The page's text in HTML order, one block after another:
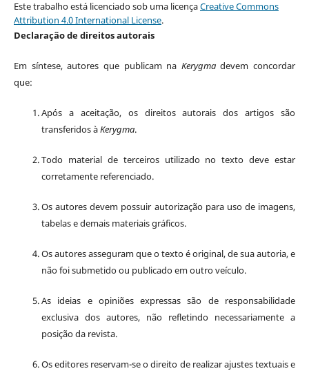
Este trabalho está licenciado sob uma licençaCreative Commons
Attribution 4.0 International License.
Declaração de direitos autorais
Em síntese, autores que publicam na Kerygmadevem concordar
que:
Após a aceitação, os direitos autorais dos artigos são
transferidos àKerygma.
Todo material de terceiros utilizado no texto deve estar
corretamente referenciado.
Os autores devem possuir autorização para uso de imagens,
tabelas e demais materiais gráficos.
Os autores asseguram que o texto é original, de sua autoria, e
não foi submetido ou publicado em outro veículo.
As ideias e opiniões expressas são de responsabilidade
exclusiva dos autores, não refletindo necessariamente a
posição da revista.
Os editores reservam-se o direito de realizar ajustes textuais e